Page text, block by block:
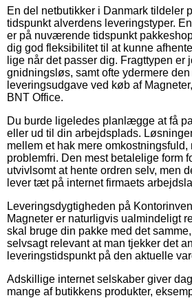
En del netbutikker i Danmark tildeler
tidspunkt alverdens leveringstyper.
er på nuværende tidspunkt
dig god fleksibilitet til at kunne
lige når det passer dig. Fragttypen er
gnidningsløs, samt ofte ydermere
leveringsudgave ved køb af
BNT Office.
Du burde ligeledes planlægge at få
eller ud til din arbejdsplads.
mellem et hak mere omkostningsfuld,
problemfri. Den mest betalelige form
utvivlsomt at hente ordren selv, men
lever tæt på internet firmaets
Leveringsdygtigheden på
Magneter er naturligvis ualmindeligt
skal bruge din pakke med det
selvsagt relevant at man tjekker det
leveringstidspunkt på den aktuelle
Adskillige internet selskaber giver
mange af butikkens produkter,